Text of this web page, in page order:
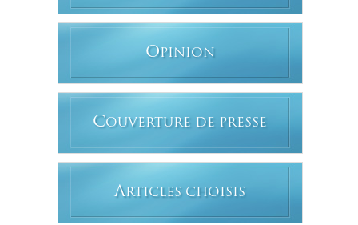
OPINION
COUVERTURE DE PRESSE
ARTICLES CHOISIS